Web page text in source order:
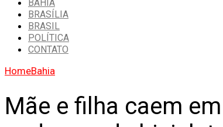
BAHIA
BRASÍLIA
BRASIL
POLÍTICA
CONTATO
HomeBahia
Mãe e filha caem